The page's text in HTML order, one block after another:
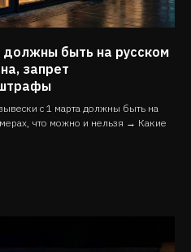
должны быть на русском
запрет
с 1 марта должны быть на
что можно и нельзя → Какие